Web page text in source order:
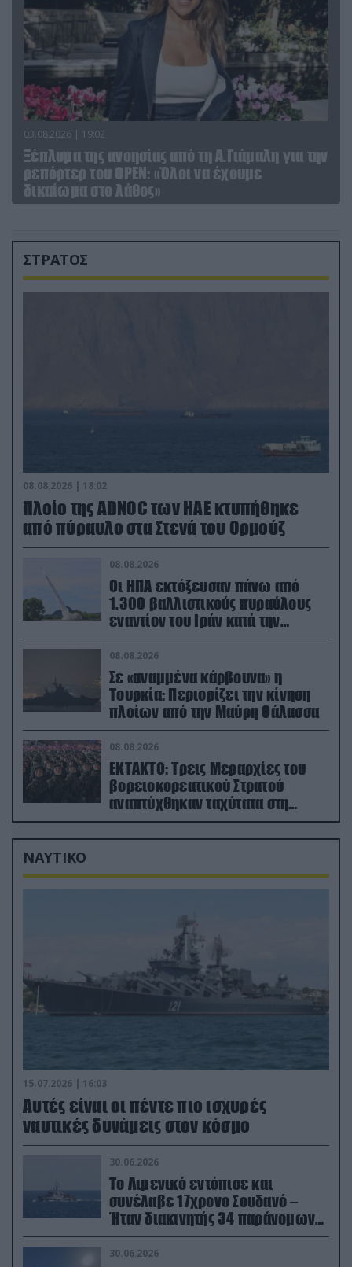
03.08.2026 | 19:02
Ξέπλυμα της ανοησίας από τη Α.Γιάμαλη για την
ρεπόρτερ του ΟΡΕΝ: «Όλοι να έχουμε
δικαίωμα στο λάθος»
ΣΤΡΑΤΟΣ
08.08.2026 | 18:02
Πλοίο της ADNOC των ΗΑΕ κτυπήθηκε
από πύραυλο στα Στενά του Ορμούζ
08.08.2026
Οι ΗΠΑ εκτόξευσαν πάνω από
1.300 βαλλιστικούς πυραύλους
εναντίον του Ιράν κατά την
διάρκεια του πολέμου
08.08.2026
Σε «αναμμένα κάρβουνα» η
Τουρκία: Περιορίζει την κίνηση
πλοίων από την Μαύρη Θάλασσα
08.08.2026
ΕΚΤΑΚΤΟ: Τρεις Μεραρχίες του
βορειοκορεατικού Στρατού
αναπτύχθηκαν ταχύτατα στη
Ρωσία
ΝΑΥΤΙΚΟ
15.07.2026 | 16:03
Aυτές είναι οι πέντε πιο ισχυρές
ναυτικές δυνάμεις στον κόσμο
30.06.2026
Το Λιμενικό εντόπισε και
συνέλαβε 17χρονο Σουδανό –
Ήταν διακινητής 34 παράνομων
μεταναστών
30.06.2026